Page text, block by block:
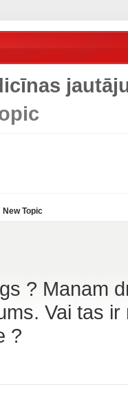
New Topic
? Manam
Vai tas
?